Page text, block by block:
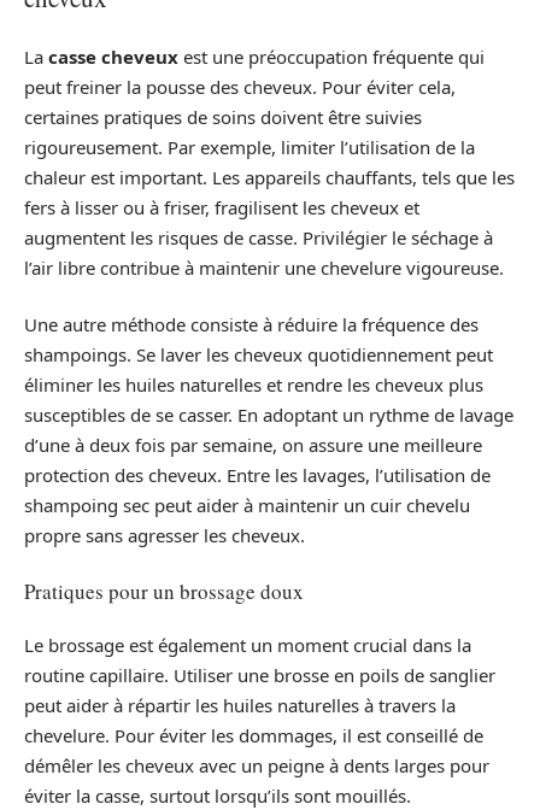
La casse cheveux est une préoccupation fréquente qui
peut freiner la pousse des cheveux. Pour éviter cela,
certaines pratiques de soins doivent être suivies
rigoureusement. Par exemple, limiter l’utilisation de la
chaleur est important. Les appareils chauffants, tels que les
fers à lisser ou à friser, fragilisent les cheveux et
augmentent les risques de casse. Privilégier le séchage à
l’air libre contribue à maintenir une chevelure vigoureuse.
Une autre méthode consiste à réduire la fréquence des
shampoings. Se laver les cheveux quotidiennement peut
éliminer les huiles naturelles et rendre les cheveux plus
susceptibles de se casser. En adoptant un rythme de lavage
d’une à deux fois par semaine, on assure une meilleure
protection des cheveux. Entre les lavages, l’utilisation de
shampoing sec peut aider à maintenir un cuir chevelu
propre sans agresser les cheveux.
Pratiques pour un brossage doux
Le brossage est également un moment crucial dans la
routine capillaire. Utiliser une brosse en poils de sanglier
peut aider à répartir les huiles naturelles à travers la
chevelure. Pour éviter les dommages, il est conseillé de
démêler les cheveux avec un peigne à dents larges pour
éviter la casse, surtout lorsqu’ils sont mouillés.